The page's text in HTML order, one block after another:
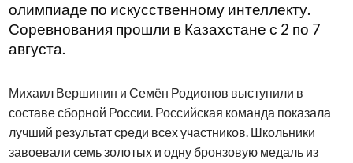
олимпиаде по искусственному интеллекту.
Соревнования прошли в Казахстане с 2 по 7
августа.
Михаил Вершинин и Семён Родионов выступили в
составе сборной России. Российская команда показала
лучший результат среди всех участников. Школьники
завоевали семь золотых и одну бронзовую медаль из